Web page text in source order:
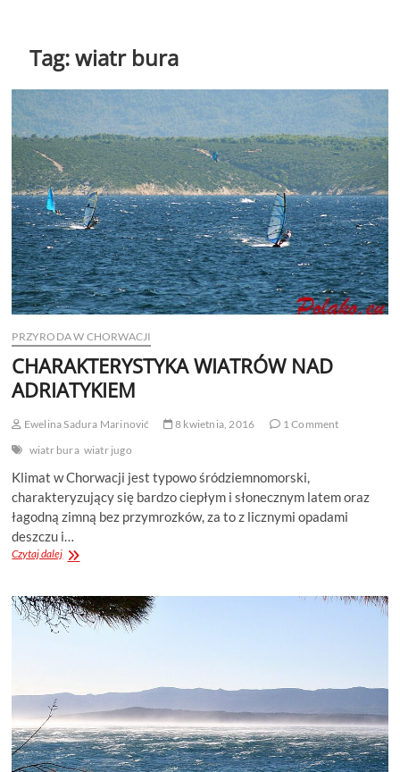
Tag:wiatr bura
PRZYRODA W CHORWACJI
CHARAKTERYSTYKA WIATRÓW NAD
ADRIATYKIEM
Ewelina Sadura Marinović 8 kwietnia, 2016
1 Comment
wiatr bura wiatr jugo
Klimat w Chorwacji jest typowo śródziemnomorski,
charakteryzujący się bardzo ciepłym i słonecznym latem oraz
łagodną zimną bez przymrozków, za to z licznymi opadami
deszczu i…
Czytaj dalejCHARAKTERYSTYKA
ADRIATYKIEM